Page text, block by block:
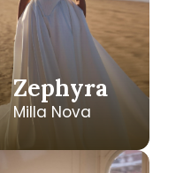
Zephyra
Milla Nova